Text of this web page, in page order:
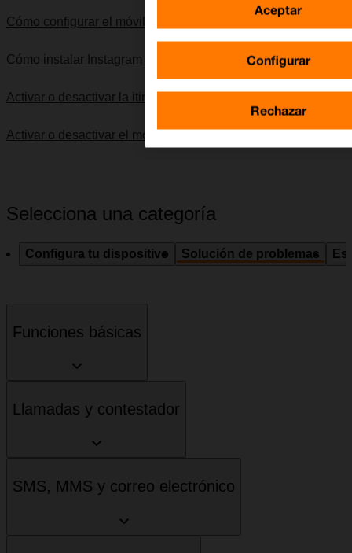
Cómo configurar el móvil para internet
Cómo instalar Instagram
Activar o desactivar la itinerancia de datos
Activar o desactivar el modo silencioso
Selecciona una categoría
Configura tu dispositivo Solución de problemas
Funciones básicas
Llamadas y contestador
SMS, MMS y correo electrónico
Configurar
Rechazar
Aceptar